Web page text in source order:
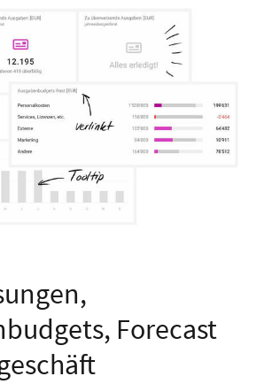
Forecast